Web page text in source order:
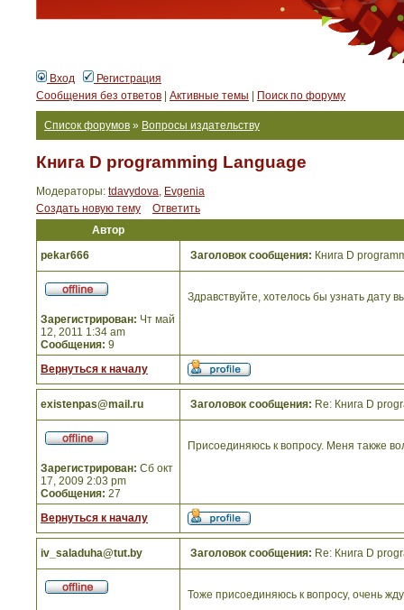
Вход
Регистрация
Сообщения без ответов
Активные темы Поиск по форуму
Список форумов » Вопросы издательству
Книга D programming Language
Модераторы: tdavydova, Evgenia
Создать новую тему
Ответить
Автор
pekar666
Заголовок сообщения: Книга D
Зарегистрирован: Чт май
12, 2011 1:34 am
Сообщения: 9
Здравствуйте, хотелось бы узнать дату
Вернуться к началу
existenpas@mail.ru Заголовок сообщения: Re: Книга D
Зарегистрирован: Сб окт
17, 2009 2:03 pm
Сообщения: 27
Присоединяюсь к вопросу. Меня также
Вернуться к началу
iv_saladuha@tut.by Заголовок сообщения: Re: Книга D
Тоже присоединяюсь к вопросу, очень жду